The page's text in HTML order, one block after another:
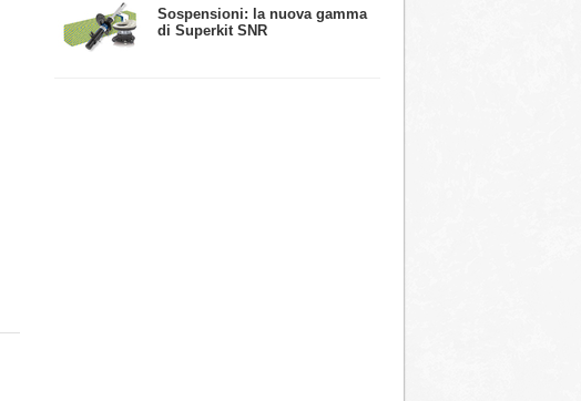
​Sospensioni: la nuova gamma
di Superkit SNR